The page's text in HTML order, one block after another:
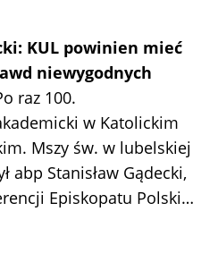
KUL powinien mieć
niewygodnych
raz 100.
w Katolickim
Mszy św. w lubelskiej
abp Stanisław Gądecki,
Episkopatu Polski…